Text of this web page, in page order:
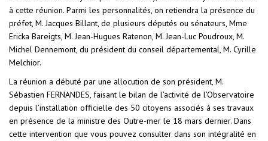
à cette réunion. Parmi les personnalités, on retiendra la présence du
préfet, M. Jacques Billant, de plusieurs députés ou sénateurs, Mme
Ericka Bareigts, M. Jean-Hugues Ratenon, M. Jean-Luc Poudroux, M.
Michel Dennemont, du président du conseil départemental, M. Cyrille
Melchior.
La réunion a débuté par une allocution de son président, M.
Sébastien FERNANDES, faisant le bilan de l’activité de l’Observatoire
depuis l’installation officielle des 50 citoyens associés à ses travaux
en présence de la ministre des Outre-mer le 18 mars dernier. Dans
cette intervention que vous pouvez consulter dans son intégralité en